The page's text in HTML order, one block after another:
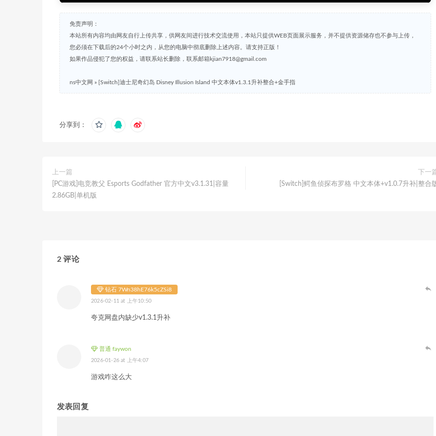
免责声明：
本站所有内容均由网友自行上传共享，供网友间进行技术交流使用，本站只提供WEB页面展示服务，并不提供资源储存也不参与上传，
您必须在下载后的24个小时之内，从您的电脑中彻底删除上述内容。请支持正版！
如果作品侵犯了您的权益，请联系站长删除，联系邮箱kjian7918@gmail.com
ns中文网 » [Switch]迪士尼奇幻岛 Disney Illusion Island 中文本体v1.3.1升补整合+金手指
分享到：
上一篇
[PC游戏]电竞教父 Esports Godfather 官方中文v3.1.31|容量
2.86GB|单机版
下一
[Switch]鳄鱼侦探布罗格 中文本体+v1.0.7升补|整合
2 评论
钻石 7Wn38hE76k5cZSi8
2026-02-11 at 上午10:50
夸克网盘内缺少v1.3.1升补
普通 faywon
2026-01-26 at 上午4:07
游戏咋这么大
发表回复